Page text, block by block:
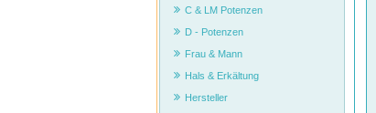
C & LM Potenzen
D - Potenzen
Frau & Mann
Hals & Erkältung
Hersteller